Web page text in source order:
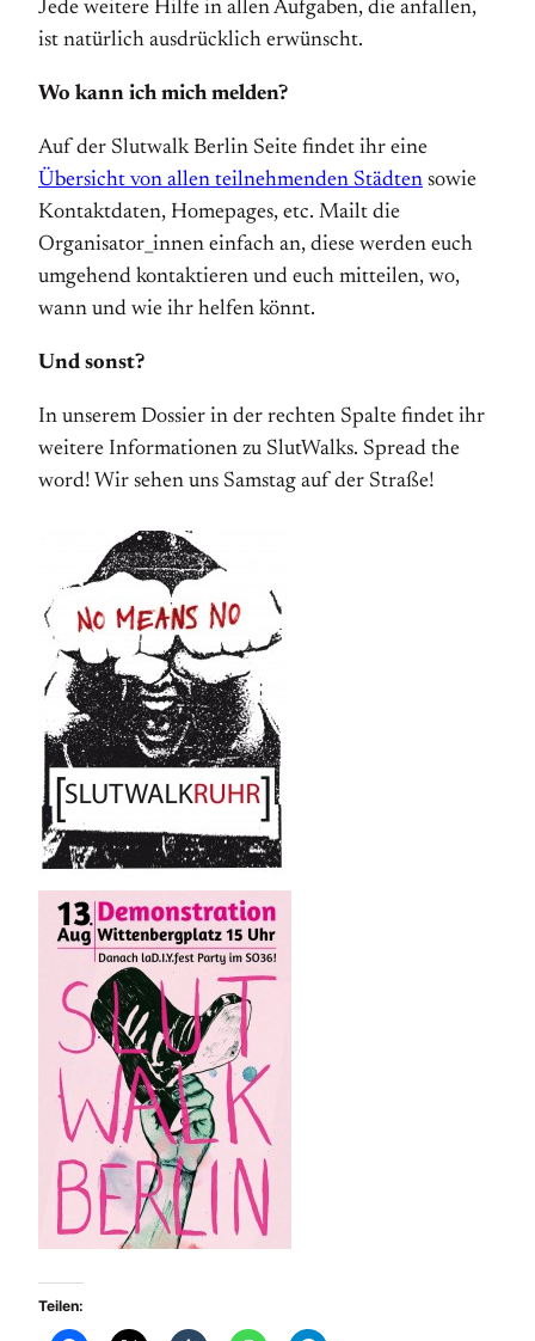
Jede weitere Hilfe in allen Aufgaben, die anfallen,
ist natürlich ausdrücklich erwünscht.
Wo kann ich mich melden?
Auf der Slutwalk Berlin Seite findet ihr eine
Übersicht von allen teilnehmenden Städten sowie
Kontaktdaten, Homepages, etc. Mailt die
Organisator_innen einfach an, diese werden euch
umgehend kontaktieren und euch mitteilen, wo,
wann und wie ihr helfen könnt.
Und sonst?
In unserem Dossier in der rechten Spalte findet ihr
weitere Informationen zu SlutWalks. Spread the
word! Wir sehen uns Samstag auf der Straße!
Teilen: